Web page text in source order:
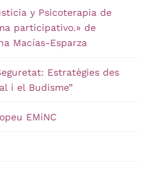
y Psicoterapia de
participativo.» de
Macías-Esparza
Estratègies des
i el Budisme”
EMiNC